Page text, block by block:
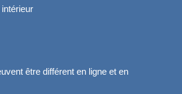
être différent en ligne et en